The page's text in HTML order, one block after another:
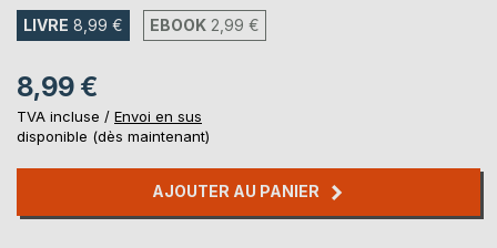
LIVRE 8,99 € EBOOK 2,99 €
8,99 €
TVA incluse / Envoi en sus
disponible (dès maintenant)
AJOUTER AU PANIER